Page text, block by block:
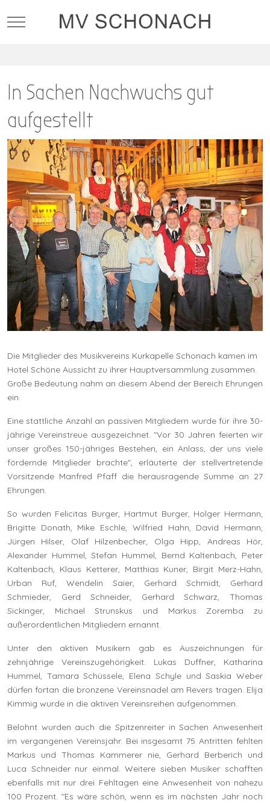
Mobile Menu Toggle
In Sachen Nachwuchs gut
aufgestellt
Die Mitglieder des Musikvereins Kurkapelle Schonach kamen im
Hotel Schöne Aussicht zu ihrer Hauptversammlung zusammen.
Große Bedeutung nahm an diesem Abend der Bereich Ehrungen
ein.
Eine stattliche Anzahl an passiven Mitgliedern wurde für ihre 30-
jährige Vereinstreue ausgezeichnet. "Vor 30 Jahren feierten wir
unser großes 150-jähriges Bestehen, ein Anlass, der uns viele
fördernde Mitglieder brachte", erläuterte der stellvertretende
Vorsitzende Manfred Pfaff die herausragende Summe an 27
Ehrungen.
So wurden Felicitas Burger, Hartmut Burger, Holger Hermann,
Brigitte Donath, Mike Eschle, Wilfried Hahn, David Hermann,
Jürgen Hilser, Olaf Hilzenbecher, Olga Hipp, Andreas Hör,
Alexander Hummel, Stefan Hummel, Bernd Kaltenbach, Peter
Kaltenbach, Klaus Ketterer, Matthias Kuner, Birgit Merz-Hahn,
Urban Ruf, Wendelin Saier, Gerhard Schmidt, Gerhard
Schmieder, Gerd Schneider, Gerhard Schwarz, Thomas
Sickinger, Michael Strunskus und Markus Zoremba zu
außerordentlichen Mitgliedern ernannt.
Unter den aktiven Musikern gab es Auszeichnungen für
zehnjährige Vereinszugehörigkeit. Lukas Duffner, Katharina
Hummel, Tamara Schüssele, Elena Schyle und Saskia Weber
dürfen fortan die bronzene Vereinsnadel am Revers tragen. Elija
Kimmig wurde in die aktiven Vereinsreihen aufgenommen.
Belohnt wurden auch die Spitzenreiter in Sachen Anwesenheit
im vergangenen Vereinsjahr. Bei insgesamt 75 Antritten fehlten
Markus und Thomas Kammerer nie, Gerhard Berberich und
Luca Schneider nur einmal. Weitere sieben Musiker schafften
ebenfalls mit nur drei Fehltagen eine Anwesenheit von nahezu
100 Prozent. "Es wäre schön, wenn es im nächsten Jahr noch